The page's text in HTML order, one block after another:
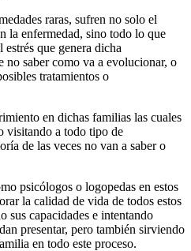
raras, sufren no solo el
la enfermedad, sino todo lo que
que genera dicha
no saber como va a evolucionar, o
tratamientos o
en dichas familias las cuales
visitando a todo tipo de
de las veces no van a saber o
psicólogos o logopedas en estos
la calidad de vida de todos estos
sus capacidades e intentando
presentar, pero también sirviendo
en todo este proceso.